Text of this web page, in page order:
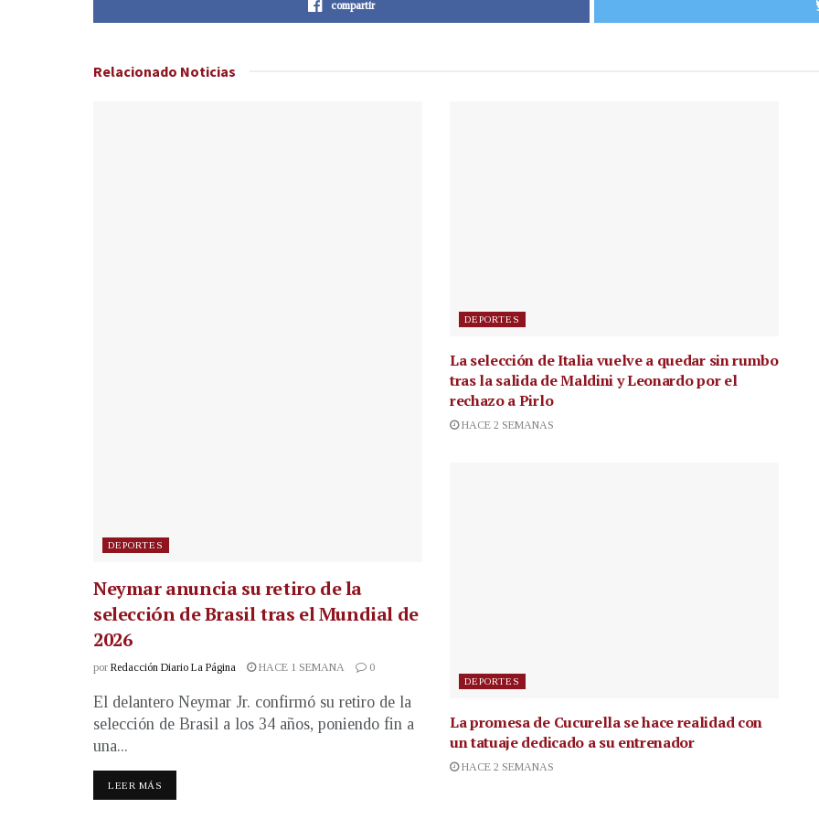
compartir
Relacionado Noticias
DEPORTES
Neymar anuncia su retiro de la
selección de Brasil tras el Mundial de
2026
por Redacción Diario La Página HACE 1 SEMANA 0
El delantero Neymar Jr. confirmó su retiro de la
selección de Brasil a los 34 años, poniendo fin a
una...
LEER MÁS
DEPORTES
La selección de Italia vuelve a quedar sin rumbo
tras la salida de Maldini y Leonardo por el
rechazo a Pirlo
HACE 2 SEMANAS
DEPORTES
La promesa de Cucurella se hace realidad con
un tatuaje dedicado a su entrenador
HACE 2 SEMANAS